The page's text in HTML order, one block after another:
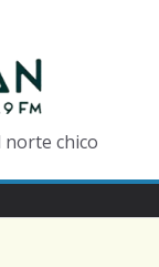
norte chico